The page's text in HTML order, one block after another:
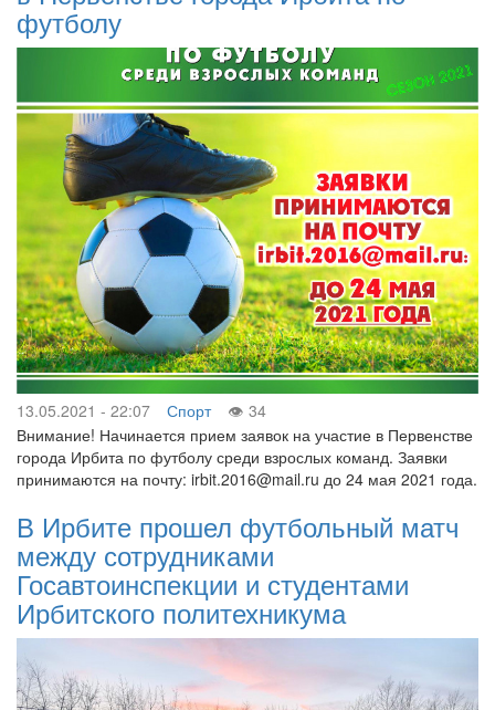
футболу
13.05.2021 - 22:07 Спорт
34
Внимание! Начинается прием заявок на участие в Первенстве
города Ирбита по футболу среди взрослых команд. Заявки
принимаются на почту: irbit.2016@mail.ru до 24 мая 2021 года.
В Ирбите прошел футбольный матч
между сотрудниками
Госавтоинспекции и студентами
Ирбитского политехникума